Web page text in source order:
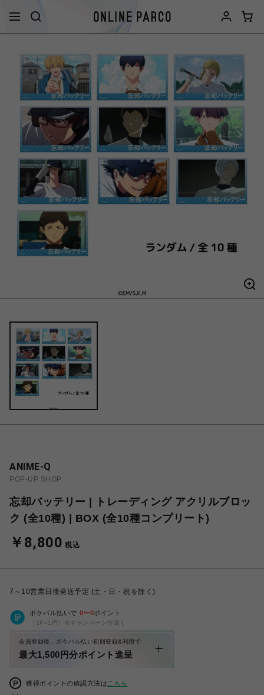
ANIME-Q
POP-UP SHOP
忘却バッテリー | トレーディング アクリルブロッ
ク (全10種) | BOX (全10種コンプリート)
￥8,800 税込
7～10営業日後発送予定 (土・日・祝を除く)
ポケパル払いで 0〜0ポイント
（1P=1円）※キャンペーン分除く
会員登録後、ポケパル払い初回登録&利用で
最大1,500円分ポイント進呈
獲得ポイントの確認方法は こちら